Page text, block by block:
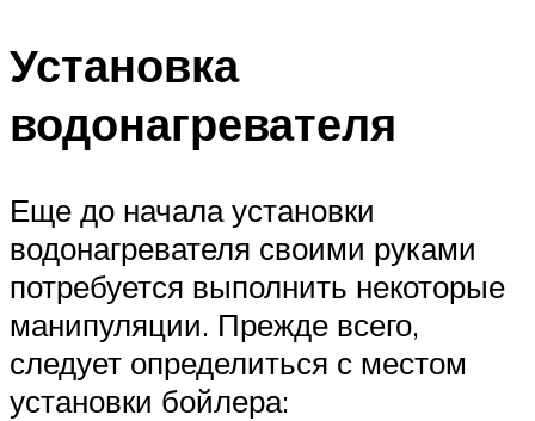
Установка
водонагревателя
Еще до начала установки
водонагревателя своими руками
потребуется выполнить некоторые
манипуляции. Прежде всего,
следует определиться с местом
установки бойлера: